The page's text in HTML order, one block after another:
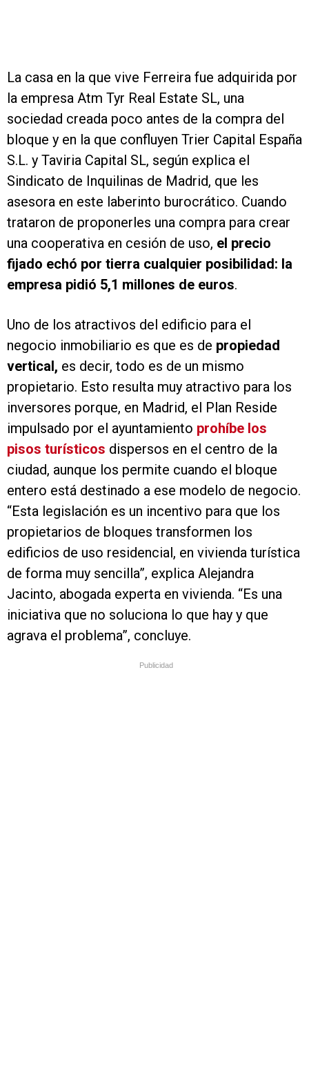
La casa en la que vive Ferreira fue adquirida por
la empresa Atm Tyr Real Estate SL, una
sociedad creada poco antes de la compra del
bloque y en la que confluyen Trier Capital España
S.L. y Taviria Capital SL, según explica el
Sindicato de Inquilinas de Madrid, que les
asesora en este laberinto burocrático. Cuando
trataron de proponerles una compra para crear
una cooperativa en cesión de uso, el precio
fijado echó por tierra cualquier posibilidad: la
empresa pidió 5,1 millones de euros.
Uno de los atractivos del edificio para el
negocio inmobiliario es que es de propiedad
vertical, es decir, todo es de un mismo
propietario. Esto resulta muy atractivo para los
inversores porque, en Madrid, el Plan Reside
impulsado por el ayuntamiento prohíbe los
pisos turísticos dispersos en el centro de la
ciudad, aunque los permite cuando el bloque
entero está destinado a ese modelo de negocio.
“Esta legislación es un incentivo para que los
propietarios de bloques transformen los
edificios de uso residencial, en vivienda turística
de forma muy sencilla”, explica Alejandra
Jacinto, abogada experta en vivienda. “Es una
iniciativa que no soluciona lo que hay y que
agrava el problema”, concluye.
Publicidad